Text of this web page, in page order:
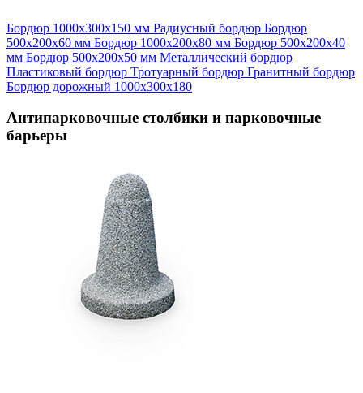
Бордюр 1000х300х150 мм Радиусный бордюр Бордюр
500х200х60 мм Бордюр 1000х200х80 мм Бордюр 500х200х40
мм Бордюр 500х200х50 мм Металлический бордюр
Пластиковый бордюр Тротуарный бордюр Гранитный бордюр
Бордюр дорожный 1000х300х180
Антипарковочные столбики и парковочные
барьеры